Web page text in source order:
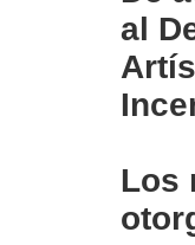
al
Los